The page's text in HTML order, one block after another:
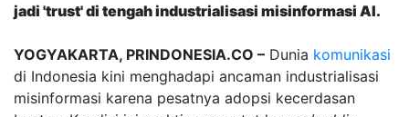
jadi 'trust' di tengah industrialisasi misinformasi AI.
YOGYAKARTA, PRINDONESIA.CO – Dunia komunikasi
di Indonesia kini menghadapi ancaman industrialisasi
misinformasi karena pesatnya adopsi kecerdasan